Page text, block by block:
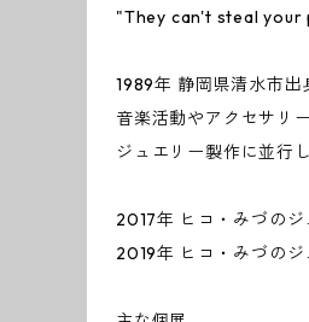
"They can't steal your
1989年 静岡県清水市出
音楽活動やアクセサリ
ジュエリー製作に並行
2017年 ヒコ・みづの
2019年 ヒコ・みづの